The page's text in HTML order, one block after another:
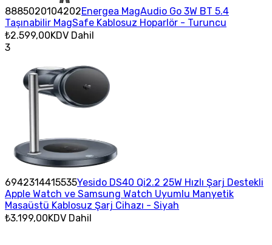
8885020104202Energea MagAudio Go 3W BT 5.4
Taşınabilir MagSafe Kablosuz Hoparlör - Turuncu
₺2.599,00KDV Dahil
3
6942314415535Yesido DS40 Qi2.2 25W Hızlı Şarj Destekli
Apple Watch ve Samsung Watch Uyumlu Manyetik
Masaüstü Kablosuz Şarj Cihazı - Siyah
₺3.199,00KDV Dahil